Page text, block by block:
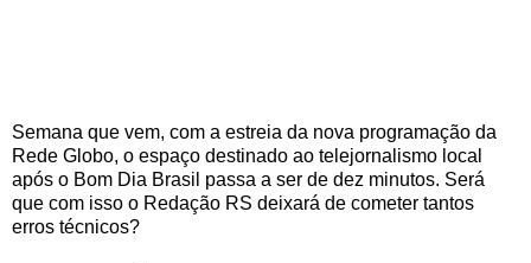
Semana que vem, com a estreia da nova programação da
Rede Globo, o espaço destinado ao telejornalismo local
após o Bom Dia Brasil passa a ser de dez minutos. Será
que com isso o Redação RS deixará de cometer tantos
erros técnicos?